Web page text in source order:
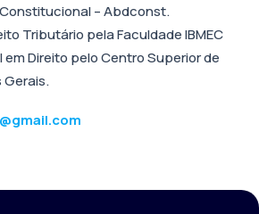
– Abdconst.
Tributário pela Faculdade IBMEC
em Direito pelo Centro Superior de
Gerais.